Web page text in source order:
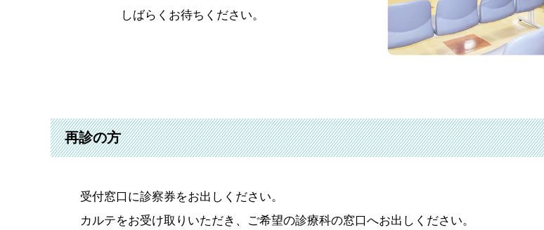
しばらくお待ちください。
再診の方
受付窓口に診察券をお出しください。
カルテをお受け取りいただき、ご希望の診療科の窓口へお出しください。